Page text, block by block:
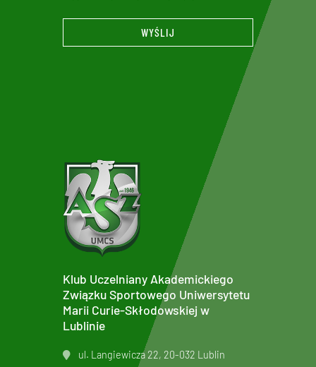
WYŚLIJ
Klub Uczelniany Akademickiego
Związku Sportowego Uniwersytetu
Marii Curie-Skłodowskiej w
Lublinie
ul. Langiewicza 22, 20-032 Lublin